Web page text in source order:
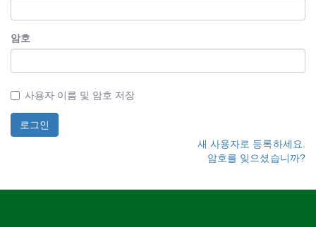
암호
사용자 이름 및 암호 저장
새 사용자로 등록하세요.
암호를 잊으셨습니까?